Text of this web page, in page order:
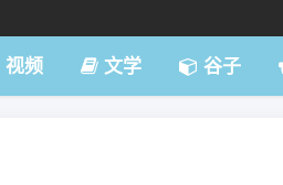
视频 文学 谷子